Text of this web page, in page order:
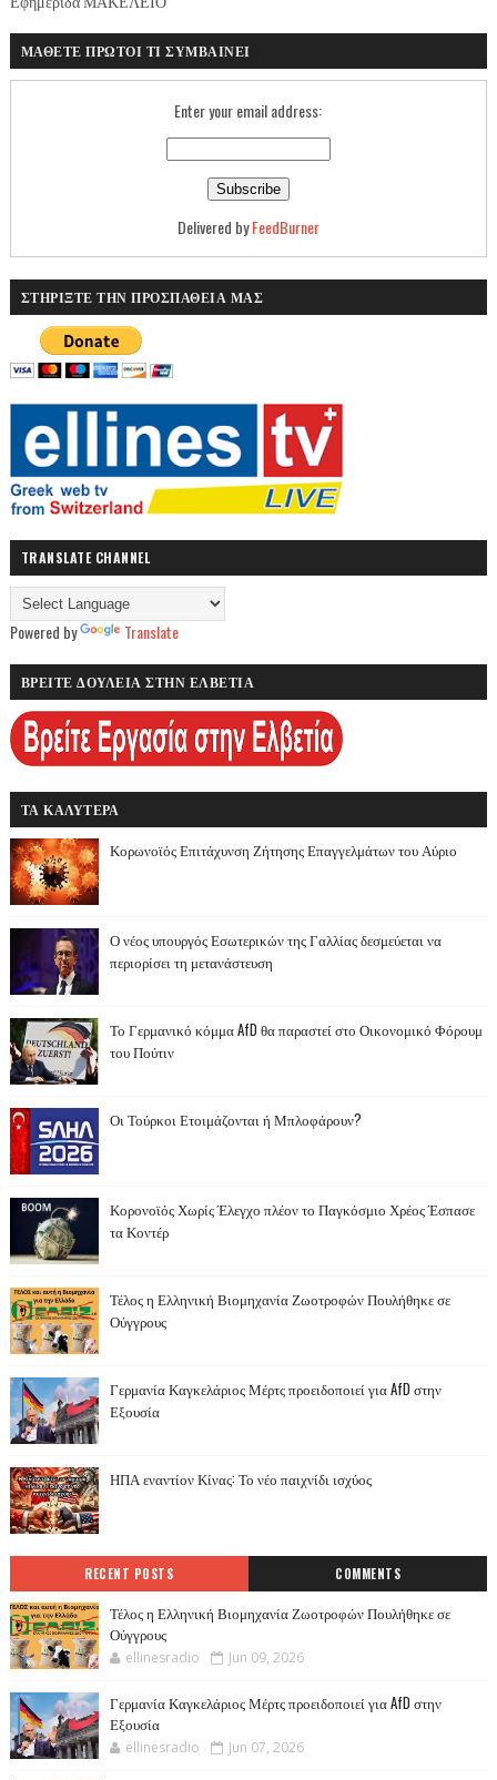
ΜΑΘΕΤΕ ΠΡΩΤΟΙ ΤΙ ΣΥΜΒΑΙΝΕΙ
Enter your email address:
Delivered byFeedBurner
ΣΤΗΡΙΞΤΕ ΤΗΝ ΠΡΟΣΠΑΘΕΙΑ ΜΑΣ
TRANSLATE CHANNEL
Powered by Translate
ΒΡΕΙΤΕ ΔΟΥΛΕΙΑ ΣΤΗΝ ΕΛΒΕΤΙΑ
ΤΑ ΚΑΛΥΤΕΡΑ
Κορωνοϊός Επιτάχυνση Ζήτησης Επαγγελμάτων του Αύριο
Ο νέος υπουργός Εσωτερικών της Γαλλίας δεσμεύεται να
περιορίσει τη μετανάστευση
Το Γερμανικό κόμμα AfD θα παραστεί στο Οικονομικό Φόρουμ
του Πούτιν
Οι Τούρκοι Ετοιμάζονται ή Μπλοφάρουν?
Κορονοϊός Χωρίς Έλεγχο πλέον το Παγκόσμιο Χρέος Έσπασε
τα Κοντέρ
Τέλος η Ελληνική Βιομηχανία Ζωοτροφών Πουλήθηκε σε
Ούγγρους
Γερμανία Καγκελάριος Μέρτς προειδοποιεί για AfD στην
Εξουσία
ΗΠΑ εναντίον Κίνας: Το νέο παιχνίδι ισχύος
RECENT POSTS COMMENTS
Τέλος η Ελληνική Βιομηχανία Ζωοτροφών Πουλήθηκε σε
Ούγγρους
ellinesradio Jun 09, 2026
Γερμανία Καγκελάριος Μέρτς προειδοποιεί για AfD στην
Εξουσία
ellinesradio Jun 07, 2026